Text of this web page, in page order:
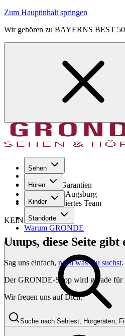
Zum Hauptinhalt springen
Wir gehören zu BAYERNS BEST
Sehen
Hören
Kinder
Standorte
Warum GRONDE
Seit 1971
GRONDE Garantien
8× im Raum Augsburg
Hochqualifiziertes Team
KEINE SORGE!
Uuups, diese Seite
Sag uns einfach, nach was Du suchst.
Der GRONDE-Shop wird gerade für
Wir freuen uns auf Dich.
Suche nach Sehtest, Hörgeräten,